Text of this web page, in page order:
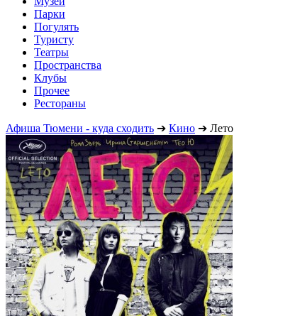
Парки
Погулять
Туристу
Театры
Пространства
Клубы
Прочее
Рестораны
Афиша Тюмени - куда сходить ➔ Кино ➔ Лето